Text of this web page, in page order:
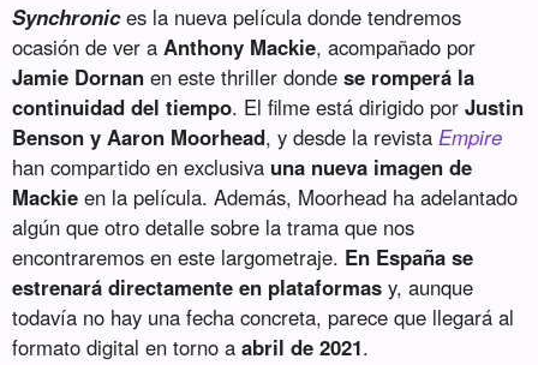
Synchronices la nueva película donde tendremos
ocasión de ver aAnthony Mackie, acompañado por
Jamie Dornan en este thriller dondese romperá la
continuidad del tiempo. El filme está dirigido porJustin
Benson y Aaron Moorhead, y desde la revistaEmpire
han compartido en exclusiva una nueva imagen de
Mackie en la película. Además, Moorhead ha adelantado
algún que otro detalle sobre la trama que nos
encontraremos en este largometraje. En España se
estrenará directamente en plataformas y, aunque
todavía no hay una fecha concreta, parece que llegará al
formato digital en torno aabril de 2021.